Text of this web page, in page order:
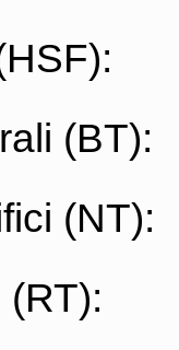
(BT):
(NT):